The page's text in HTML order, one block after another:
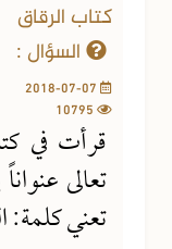
كتاب الرقاق
السؤال :
قرأت في
تعالى
تعني كلمة: